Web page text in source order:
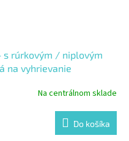
s rúrkovým / niplovým
na vyhrievanie
Na centrálnom sklade
Do košíka